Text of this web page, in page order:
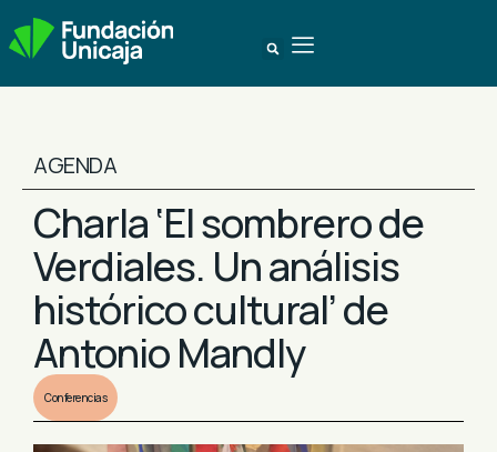
AGENDA
Charla ‘El sombrero de
Verdiales. Un análisis
histórico cultural’ de
Antonio Mandly
Conferencias